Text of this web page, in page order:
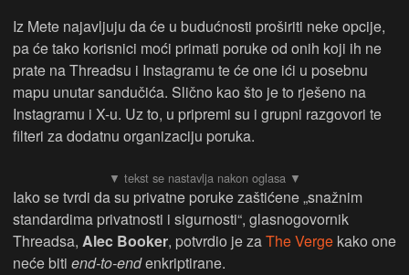
Iz Mete najavljuju da će u budućnosti proširiti neke opcije,
pa će tako korisnici moći primati poruke od onih koji ih ne
prate na Threadsu i Instagramu te će one ići u posebnu
mapu unutar sandučića. Slično kao što je to rješeno na
Instagramu i X-u. Uz to, u pripremi su i grupni razgovori te
filteri za dodatnu organizaciju poruka.
Iako se tvrdi da su privatne poruke zaštićene „snažnim
standardima privatnosti i sigurnosti“, glasnogovornik
Threadsa, Alec Booker, potvrdio je zaThe Verge kako one
neće biti end-to-endenkriptirane.